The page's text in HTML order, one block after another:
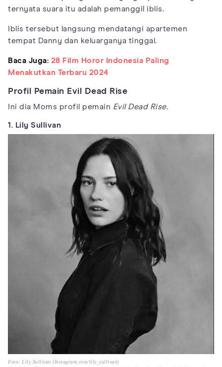
ternyata suara itu adalah pemanggil iblis.
Iblis tersebut langsung mendatangi apartemen
tempat Danny dan keluarganya tinggal.
Baca Juga: 28 Film Horor Indonesia Paling
Menakutkan Terbaru 2024
Profil Pemain Evil Dead Rise
Ini dia Moms profil pemain Evil Dead Rise.
1. Lily Sullivan
Foto: Lily Sullivan (Instagram.com/lily_sullivan)